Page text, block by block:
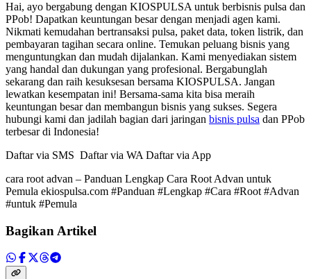
Hai, ayo bergabung dengan KIOSPULSA untuk berbisnis pulsa dan
PPob! Dapatkan keuntungan besar dengan menjadi agen kami.
Nikmati kemudahan bertransaksi pulsa, paket data, token listrik, dan
pembayaran tagihan secara online. Temukan peluang bisnis yang
menguntungkan dan mudah dijalankan. Kami menyediakan sistem
yang handal dan dukungan yang profesional. Bergabunglah
sekarang dan raih kesuksesan bersama KIOSPULSA. Jangan
lewatkan kesempatan ini! Bersama-sama kita bisa meraih
keuntungan besar dan membangun bisnis yang sukses. Segera
hubungi kami dan jadilah bagian dari jaringan bisnis pulsa dan PPob
terbesar di Indonesia!
Daftar via SMS Daftar via WA Daftar via App
cara root advan – Panduan Lengkap Cara Root Advan untuk
Pemula ekiospulsa.com #Panduan #Lengkap #Cara #Root #Advan
#untuk #Pemula
Bagikan Artikel